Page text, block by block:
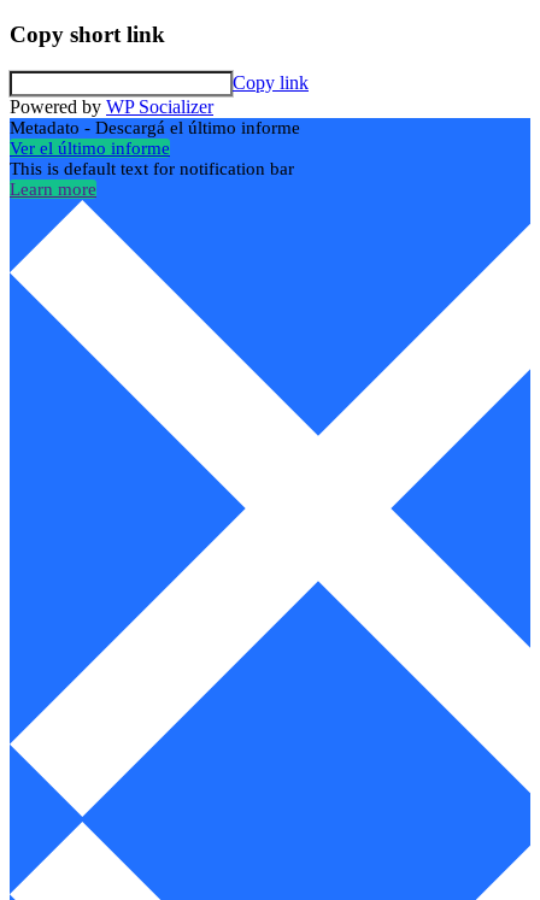
Copy short link
Copy link
Powered by WP Socializer
Metadato - Descargá el último informe
Ver el último informe
This is default text for notification bar
Learn more